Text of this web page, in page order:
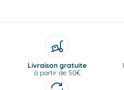
Livraison gratuite
à partir de 50€